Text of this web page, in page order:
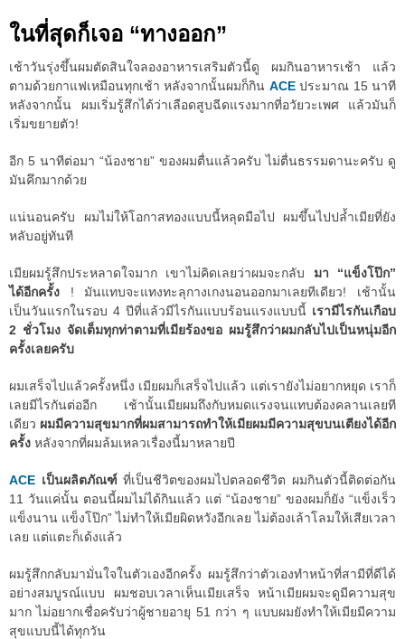
ในที่สุดก็เจอ “ทางออก”
เช้าวันรุ่งขึ้นผมตัดสินใจลองอาหารเสริมตัวนี้ดู ผมกินอาหารเช้า แล้ว
ตามด้วยกาแฟเหมือนทุกเช้า หลังจากนั้นผมก็กิน ACEประมาณ 15 นาที
หลังจากนั้น ผมเริ่มรู้สึกได้ว่าเลือดสูบฉีดแรงมากที่อวัยวะเพศ แล้วมันก็
เริ่มขยายตัว!
อีก 5 นาทีต่อมา “น้องชาย” ของผมตื่นแล้วครับ ไม่ตื่นธรรมดานะครับ ดู
มันคึกมากด้วย
แน่นอนครับ ผมไม่ให้โอกาสทองแบบนี้หลุดมือไป ผมขึ้นไปปล้ำเมียที่ยัง
หลับอยู่ทันที
เมียผมรู้สึกประหลาดใจมาก เขาไม่คิดเลยว่าผมจะกลับ มา “แข็งโป๊ก”
ได้อีกครั้ง ! มันแทบจะแทงทะลุกางเกงนอนออกมาเลยทีเดียว! เช้านั้น
เป็นวันแรกในรอบ 4 ปีที่แล้วมีไรกันแบบร้อนแรงแบบนี้ เรามีไรกันเกือบ
2 ชั่วโมง จัดเต็มทุกท่าตามที่เมียร้องขอ ผมรู้สึกว่าผมกลับไปเป็นหนุ่มอีก
ครั้งเลยครับ
ผมเสร็จไปแล้วครั้งหนึ่ง เมียผมก็เสร็จไปแล้ว แต่เรายังไม่อยากหยุด เราก็
เลยมีไรกันต่ออีก เช้านั้นเมียผมถึงกับหมดแรงจนแทบต้องคลานเลยที
เดียว ผมมีความสุขมากที่ผมสามารถทำให้เมียผมมีความสุขบนเตียงได้อีก
ครั้ง หลังจากที่ผมล้มเหลวเรื่องนี้มาหลายปี
ACE เป็นผลิตภัณฑ์ที่เป็นชีวิตของผมไปตลอดชีวิต ผมกินตัวนี้ติดต่อกัน
11 วันแค่นั้น ตอนนี้ผมไม่ได้กินแล้ว แต่ “น้องชาย” ของผมก็ยัง “แข็งเร็ว
แข็งนาน แข็งโป๊ก” ไม่ทำให้เมียผิดหวังอีกเลย ไม่ต้องเล้าโลมให้เสียเวลา
เลย แต่แตะก็เด้งแล้ว
ผมรู้สึกกลับมามั่นใจในตัวเองอีกครั้ง ผมรู้สึกว่าตัวเองทำหน้าที่สามีที่ดีได้
อย่างสมบูรณ์แบบ ผมชอบเวลาเห็นเมียเสร็จ หน้าเมียผมจะดูมีความสุข
มาก ไม่อยากเชื่อครับว่าผู้ชายอายุ 51 กว่า ๆ แบบผมยังทำให้เมียมีความ
สุขแบบนี้ได้ทุกวัน